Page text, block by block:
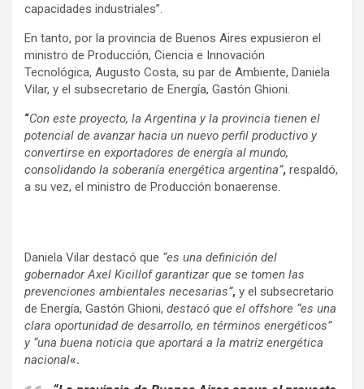
capacidades industriales”.
En tanto, por la provincia de Buenos Aires expusieron el
ministro de Producción, Ciencia e Innovación
Tecnológica, Augusto Costa, su par de Ambiente, Daniela
Vilar, y el subsecretario de Energía, Gastón Ghioni.
“Con este proyecto, la Argentina y la provincia tienen el
potencial de avanzar hacia un nuevo perfil productivo y
convertirse en exportadores de energía al mundo,
consolidando la soberanía energética argentina”, respaldó,
a su vez, el ministro de Producción bonaerense.
Daniela Vilar destacó que “es una definición del
gobernador Axel Kicillof garantizar que se tomen las
prevenciones ambientales necesarias”, y el subsecretario
de Energía, Gastón Ghioni, destacó que el offshore “es una
clara oportunidad de desarrollo, en términos energéticos”
y “una buena noticia que aportará a la matriz energética
nacional«.